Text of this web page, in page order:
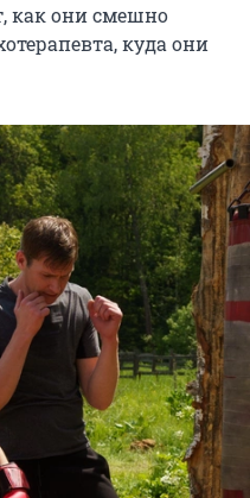
как они смешно
куда они